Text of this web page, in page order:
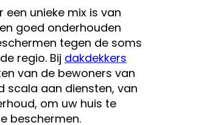
unieke mix is van
goed onderhouden
tegen de soms
regio. Bij dakdekkers
van de bewoners van
scala aan diensten, van
om uw huis te
beschermen.